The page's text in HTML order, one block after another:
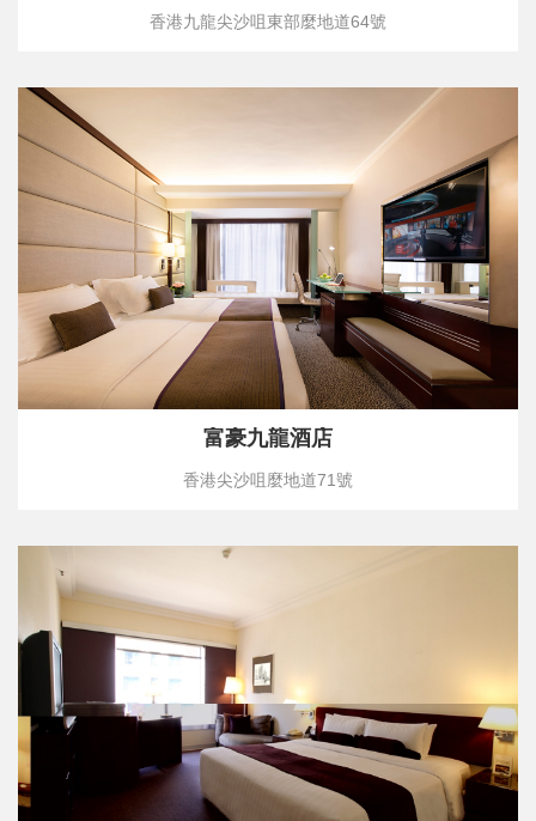
香港九龍尖沙咀東部麼地道64號
富豪九龍酒店
香港尖沙咀麼地道71號